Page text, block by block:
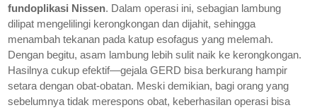
fundoplikasi Nissen. Dalam operasi ini, sebagian lambung
dilipat mengelilingi kerongkongan dan dijahit, sehingga
menambah tekanan pada katup esofagus yang melemah.
Dengan begitu, asam lambung lebih sulit naik ke kerongkongan.
Hasilnya cukup efektif—gejala GERD bisa berkurang hampir
setara dengan obat-obatan. Meski demikian, bagi orang yang
sebelumnya tidak merespons obat, keberhasilan operasi bisa